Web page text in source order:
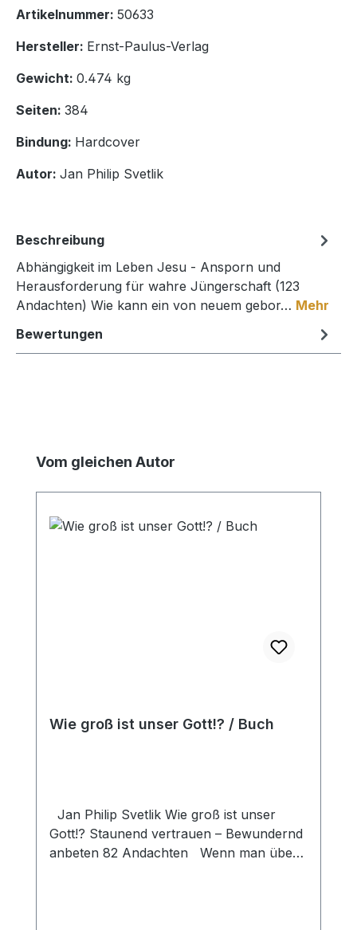
Artikelnummer: 50633
Hersteller: Ernst-Paulus-Verlag
Gewicht: 0.474 kg
Seiten: 384
Bindung: Hardcover
Autor: Jan Philip Svetlik
Beschreibung
Abhängigkeit im Leben Jesu - Ansporn und
Herausforderung für wahre Jüngerschaft (123
Andachten) Wie kann ein von neuem gebor… Mehr
Bewertungen
Produktgalerie überspringen
Vom gleichen Autor
Wie groß ist unser Gott!? / Buch
Jan Philip Svetlik Wie groß ist unser
Gott!? Staunend vertrauen – Bewundernd
anbeten 82 Andachten Wenn man über